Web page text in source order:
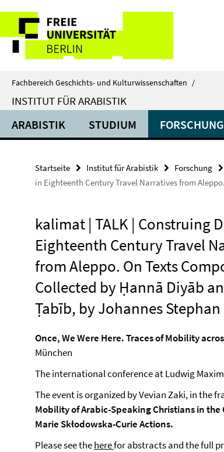
direkt
zu
Inhalt
Service-
Navigation
Fachbereich Geschichts- und Kulturwissenschaften /
INSTITUT FÜR ARABISTIK
ARABISTIK STUDIUM FORSCHUNG
Startseite Institut für Arabistik Forschung
in Eighteenth Century Travel Narratives from
kalimat | TALK | Construing
Eighteenth Century Travel
from Aleppo. On Texts
Collected by Ḥannā Diyāb
Ṭabīb, by Johannes Stephan
Once, We Were Here. Traces of Mobility
München
The international conference at Ludwig
The event is organized by Vevian Zaki, in the
Mobility of Arabic-Speaking Christians in
Marie Skłodowska-Curie Actions.
Please see theherefor abstracts and the full